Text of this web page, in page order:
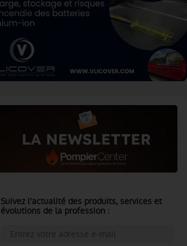
Suivez l'actualité des produits, services et
évolutions de la profession :